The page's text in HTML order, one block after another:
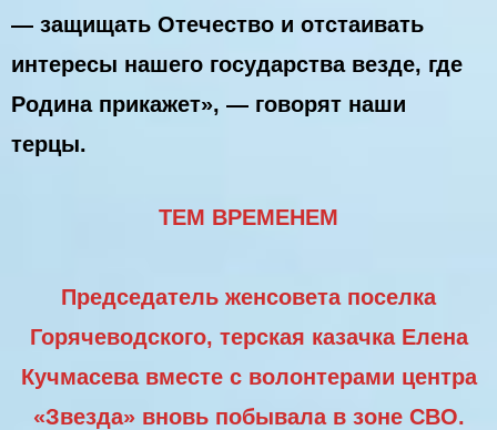
— защищать Отечество и отстаивать
интересы нашего государства везде, где
Родина прикажет», — говорят наши
терцы.
ТЕМ ВРЕМЕНЕМ
Председатель женсовета поселка
Горячеводского, терская казачка Елена
Кучмасева вместе с волонтерами центра
«Звезда» вновь побывала в зоне СВО.